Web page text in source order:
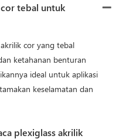
tebal untuk
cor yang tebal
ketahanan benturan
ideal untuk aplikasi
keselamatan dan
plexiglass akrilik